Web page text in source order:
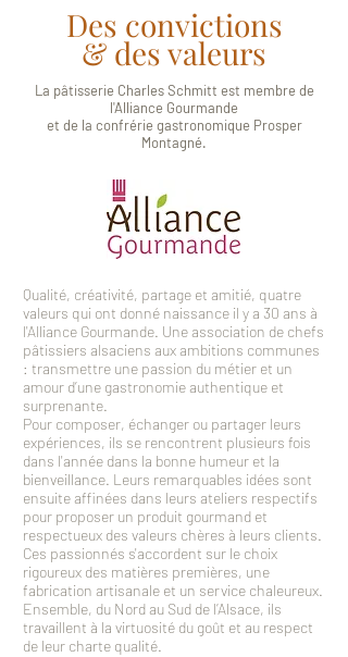
Des convictions
& des valeurs
La pâtisserie Charles Schmitt est membre de
l'Alliance Gourmande
et de la confrérie gastronomique Prosper
Montagné.
Qualité, créativité, partage et amitié, quatre
valeurs qui ont donné naissance il y a 30 ans à
l'Alliance Gourmande. Une association de chefs
pâtissiers alsaciens aux ambitions communes
: transmettre une passion du métier et un
amour d’une gastronomie authentique et
surprenante.
Pour composer, échanger ou partager leurs
expériences, ils se rencontrent plusieurs fois
dans l'année dans la bonne humeur et la
bienveillance. Leurs remarquables idées sont
ensuite affinées dans leurs ateliers respectifs
pour proposer un produit gourmand et
respectueux des valeurs chères à leurs clients.
Ces passionnés s'accordent sur le choix
rigoureux des matières premières, une
fabrication artisanale et un service chaleureux.
Ensemble, du Nord au Sud de l’Alsace, ils
travaillent à la virtuosité du goût et au respect
de leur charte qualité.